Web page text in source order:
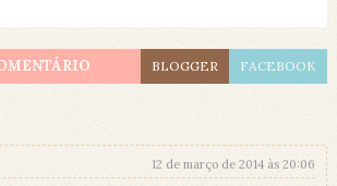
BLOGGER FACEBOOK
12 de março de 2014 às 20:06